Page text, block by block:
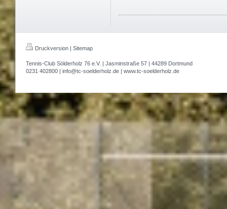
Druckversion | Sitemap
Tennis-Club Sölderholz 76 e.V. | Jasminstraße 57 | 44289 Dortmund
0231 402800 | info@tc-soelderholz.de | www.tc-soelderholz.de